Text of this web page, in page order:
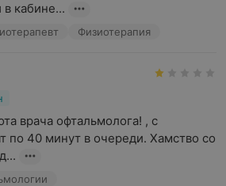
кабине...
Физиотерапия
врача офтальмолога! , с
по 40 минут в очереди. Хамство со